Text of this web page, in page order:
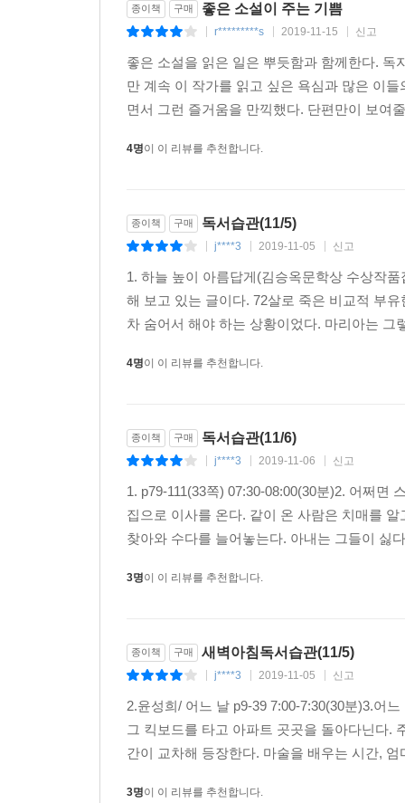
건 거기까지예요 사모님. 더는 하느님의 은혜를 바
세상에, 그렇게 고집을 부리며 믿지 않은 마리
영혼의 행로에 대해서는.(『릿터Littor』 2018년
■ 1996년 장편소설 『푸르른 틈새』로 상상문
다다른 뒤에야 독자는 눈을 껌뻑이다 이내 탄
나아가는 일이다. 물음표 열쇠를 손에 꼭 쥔 채. _
한 번 내지르면 다음에는 수월한 법이다. 악을 쓸
알았다. 가슴에 긴 끈이 걸린 기분. 조금만 캑캑
조해진, 「환한 나무 꼭대기」
사람의 마음속을 저렇게 깊이 들어가 들여다
비유하는, 완강한 고독에 갇혀서도 결국은 빛의
벌레들이 새롭게 울었고 나뭇잎은 조금 전과는
■ 2004년 『문예중앙』 신인문학상에 「여
백신애문학상, 형평문학상 등 수상.
황정은, 「파묘」
단편 「파묘」는 근래에 보기 드문 고전적 문
닫힌 구조를 선보인다는 점에서 오히려 새롭다. _
종이책 구매 좋은 소설이 주는 기쁨
r*********s 2019-11-15 신고
좋은 소설을 읽은 일은 뿌듯함과 함께한다.
만 계속 이 작가를 읽고 싶은 욕심과 많은 이
면서 그런 즐거움을 만끽했다. 단편만이 보여
4명이 이 리뷰를 추천합니다.
종이책 구매 독서습관(11/5)
j****3 2019-11-05 신고
1. 하늘 높이 아름답게(김승옥문학상 수상작
해 보고 있는 글이다. 72살로 죽은 비교적 부
차 숨어서 해야 하는 상황이었다. 마리아는
4명이 이 리뷰를 추천합니다.
종이책 구매 독서습관(11/6)
j****3 2019-11-06 신고
1. p79-111(33쪽) 07:30-08:00(30분)2. 어쩌면
집으로 이사를 온다. 같이 온 사람은 치매를
찾아와 수다를 늘어놓는다. 아내는 그들이 싫
3명이 이 리뷰를 추천합니다.
종이책 구매 새벽아침독서습관(11/5)
j****3 2019-11-05 신고
2.윤성희/ 어느 날 p9-39 7:00-7:30(30분)3.어
그 킥보드를 타고 아파트 곳곳을 돌아다닌다.
간이 교차해 등장한다. 마술을 배우는 시간,
3명이 이 리뷰를 추천합니다.